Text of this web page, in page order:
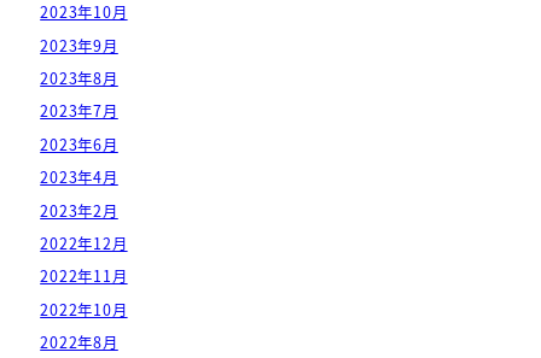
2023年10月
2023年9月
2023年8月
2023年7月
2023年6月
2023年4月
2023年2月
2022年12月
2022年11月
2022年10月
2022年8月